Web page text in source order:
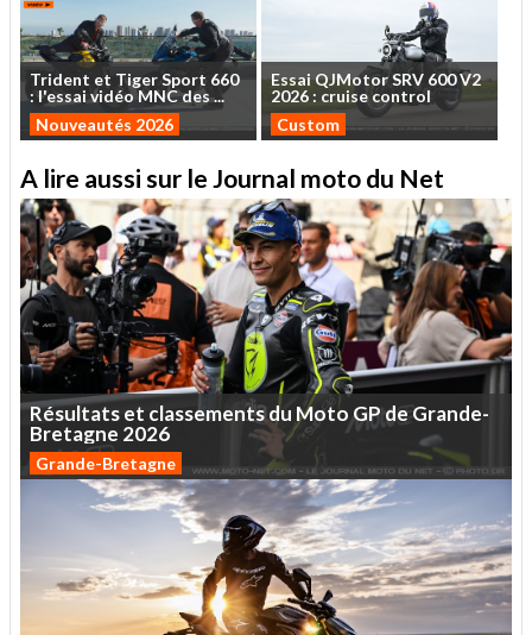
Trident et TigerSport 660
: l'essaividéoMNCdes...
Nouveautés 2026
EssaiQJMotorSRV 600V2
2026 : cruise control
Custom
A lire aussi sur le Journal moto du Net
Résultatset classementsdu MotoGP de Grande-
Bretagne 2026
Grande-Bretagne